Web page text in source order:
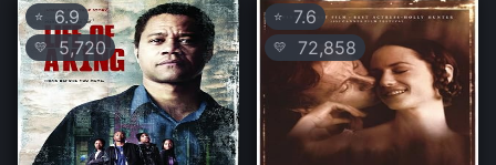
⭐ 6.9
💛 5,720
⭐ 7.6
💛 72,858